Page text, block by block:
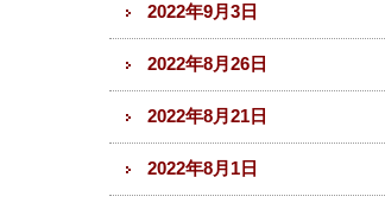
2022年9月3日
2022年8月26日
2022年8月21日
2022年8月1日